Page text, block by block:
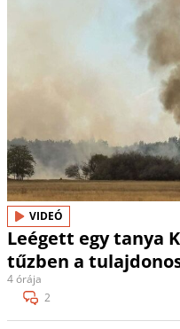
VIDEÓ
Leégett egy tanya
tűzben a
4 órája
2